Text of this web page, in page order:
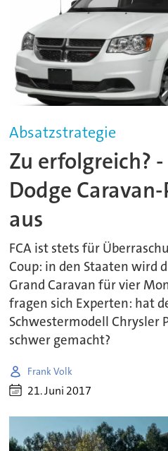
Absatzstrategie
Zu erfolgreich?
Dodge
aus
FCA ist stets für
Coup: in den Staaten wird
Grand Caravan für vier
fragen sich Experten: hat
Schwestermodell Chrysler
schwer gemacht?
Frank Volk
21. Juni 2017